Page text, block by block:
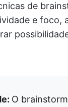
de
e foco,
O